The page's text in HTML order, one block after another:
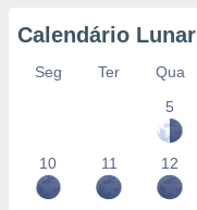
Calendário Lunar
Seg Ter Qua
5
10 11 12